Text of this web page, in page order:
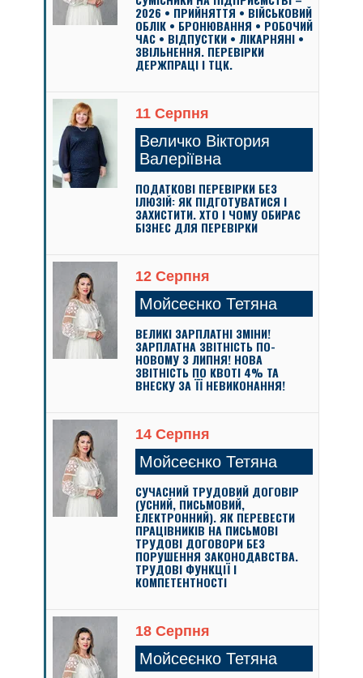
2026 • ПРИЙНЯТТЯ • ВІЙСЬКОВИЙ
ОБЛІК • БРОНЮВАННЯ • РОБОЧИЙ
ЧАС • ВІДПУСТКИ • ЛІКАРНЯНІ •
ЗВІЛЬНЕННЯ. ПЕРЕВІРКИ
ДЕРЖПРАЦІ І ТЦК.
11 Серпня
Величко Віктория
Валеріївна
ПОДАТКОВІ ПЕРЕВІРКИ БЕЗ
ІЛЮЗІЙ: ЯК ПІДГОТУВАТИСЯ І
ЗАХИСТИТИ. ХТО І ЧОМУ ОБИРАЄ
БІЗНЕС ДЛЯ ПЕРЕВІРКИ
12 Серпня
Мойсеєнко Тетяна
ВЕЛИКІ ЗАРПЛАТНІ ЗМІНИ!
ЗАРПЛАТНА ЗВІТНІСТЬ ПО-
НОВОМУ З ЛИПНЯ! НОВА
ЗВІТНІСТЬ ПО КВОТІ 4% ТА
ВНЕСКУ ЗА ЇЇ НЕВИКОНАННЯ!
14 Серпня
Мойсеєнко Тетяна
СУЧАСНИЙ ТРУДОВИЙ ДОГОВІР
(УСНИЙ, ПИСЬМОВИЙ,
ЕЛЕКТРОННИЙ). ЯК ПЕРЕВЕСТИ
ПРАЦІВНИКІВ НА ПИСЬМОВІ
ТРУДОВІ ДОГОВОРИ БЕЗ
ПОРУШЕННЯ ЗАКОНОДАВСТВА.
ТРУДОВІ ФУНКЦІЇ І
КОМПЕТЕНТНОСТІ
18 Серпня
Мойсеєнко Тетяна